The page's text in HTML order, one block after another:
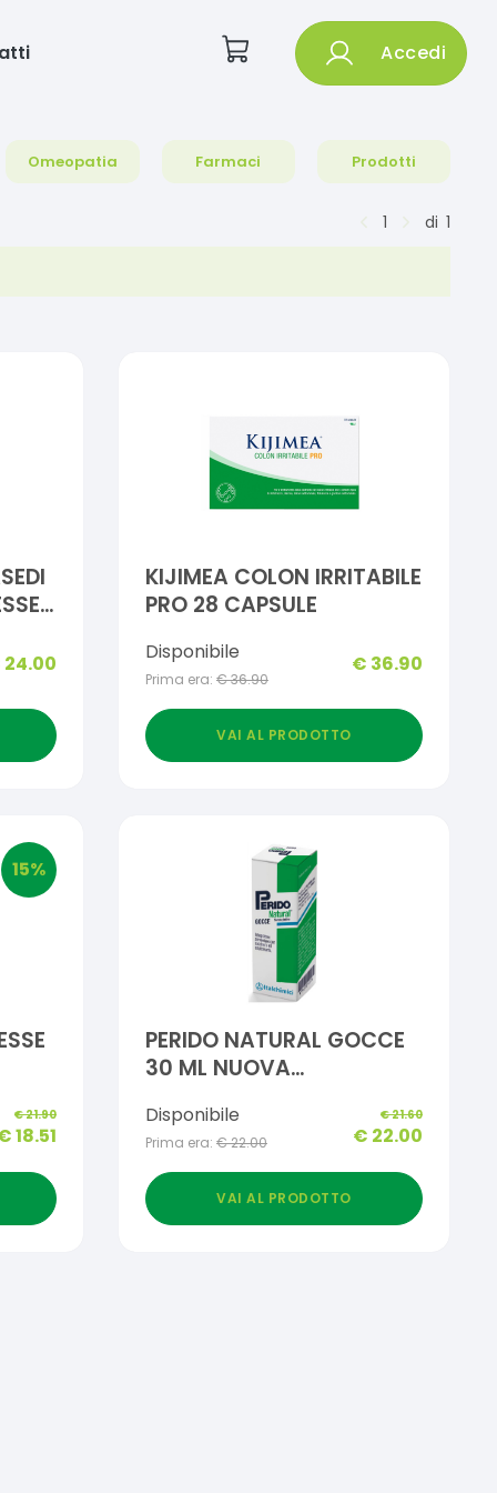
Accedi
Omeopatia Farmaci Prodotti
1 di 1
24.00
KIJIMEA COLON IRRITABILE
PRO 28 CAPSULE
Disponibile
Prima era: €36.90
€ 36.90
VAI AL PRODOTTO
15%
€21.90
18.51
PERIDO NATURAL GOCCE
30 ML NUOVA
Disponibile
Prima era: €22.00
€21.60
€ 22.00
VAI AL PRODOTTO